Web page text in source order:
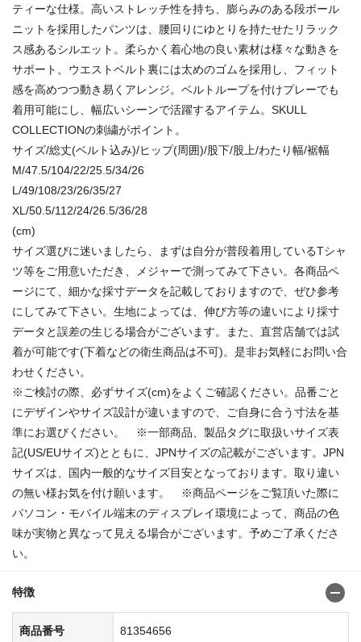
ティーな仕様。高いストレッチ性を持ち、膨らみのある段ボール
ニットを採用したパンツは、腰回りにゆとりを持たせたリラック
ス感あるシルエット。柔らかく着心地の良い素材は様々な動きを
サポート。ウエストベルト裏には太めのゴムを採用し、フィット
感を高めつつ動き易くアレンジ。ベルトループを付けプレーでも
着用可能にし、幅広いシーンで活躍するアイテム。SKULL
COLLECTIONの刺繍がポイント。
サイズ/総丈(ベルト込み)/ヒップ(周囲)/股下/股上/わたり幅/裾幅
M/47.5/104/22/25.5/34/26
L/49/108/23/26/35/27
XL/50.5/112/24/26.5/36/28
(cm)
サイズ選びに迷いましたら、まずは自分が普段着用しているTシャ
ツ等をご用意いただき、メジャーで測ってみて下さい。各商品ペ
ージにて、細かな採寸データを記載しておりますので、ぜひ参考
にしてみて下さい。生地によっては、伸び方等の違いにより採寸
データと誤差の生じる場合がございます。また、直営店舗では試
着が可能です(下着などの衛生商品は不可)。是非お気軽にお問い合
わせください。
※ご検討の際、必ずサイズ(cm)をよくご確認ください。品番ごと
にデザインやサイズ設計が違いますので、ご自身に合う寸法を基
準にお選びください。 ※一部商品、製品タグに取扱いサイズ表
記(US/EUサイズ)とともに、JPNサイズの記載がございます。JPN
サイズは、国内一般的なサイズ目安となっております。取り違い
の無い様お気を付け願います。 ※商品ページをご覧頂いた際に
パソコン・モバイル端末のディスプレイ環境によって、商品の色
味が実物と異なって見える場合がございます。予めご了承くださ
い。
特徴
商品番号 81354656